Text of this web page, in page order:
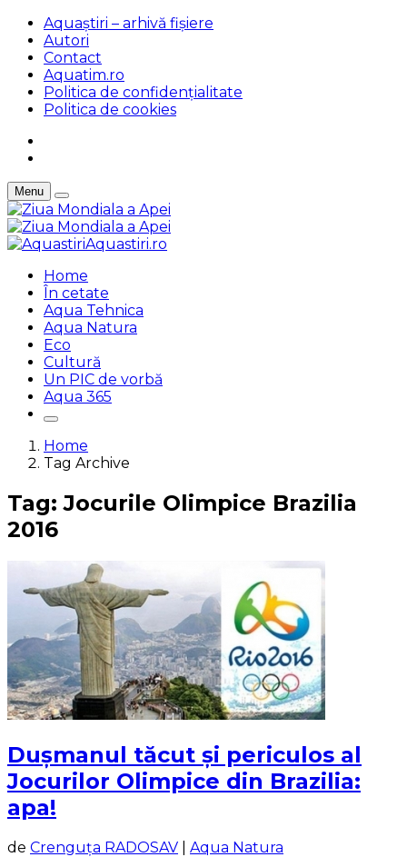
Aquaștiri – arhivă fișiere
Autori
Contact
Aquatim.ro
Politica de confidențialitate
Politica de cookies
Menu
Aquastiri.ro
Home
În cetate
Aqua Tehnica
Aqua Natura
Eco
Cultură
Un PIC de vorbă
Aqua 365
Home
Tag Archive
Tag: Jocurile Olimpice Brazilia
2016
Duşmanul tăcut şi periculos al
Jocurilor Olimpice din Brazilia:
apa!
de Crenguța RADOSAV Aqua Natura